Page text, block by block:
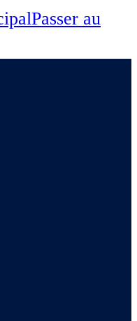
Passer au